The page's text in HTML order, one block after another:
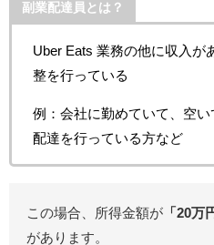
副業配達員とは？
Uber Eats 業務の他に収入が
整を行っている
例：会社に勤めていて、空
配達を行っている方など
この場合、所得金額が「20万
があります。